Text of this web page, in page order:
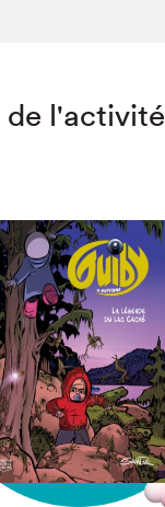
de l'activité